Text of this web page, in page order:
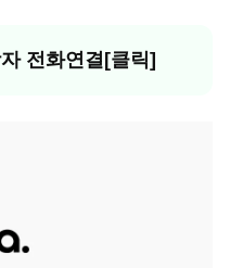
전화연결[클릭]